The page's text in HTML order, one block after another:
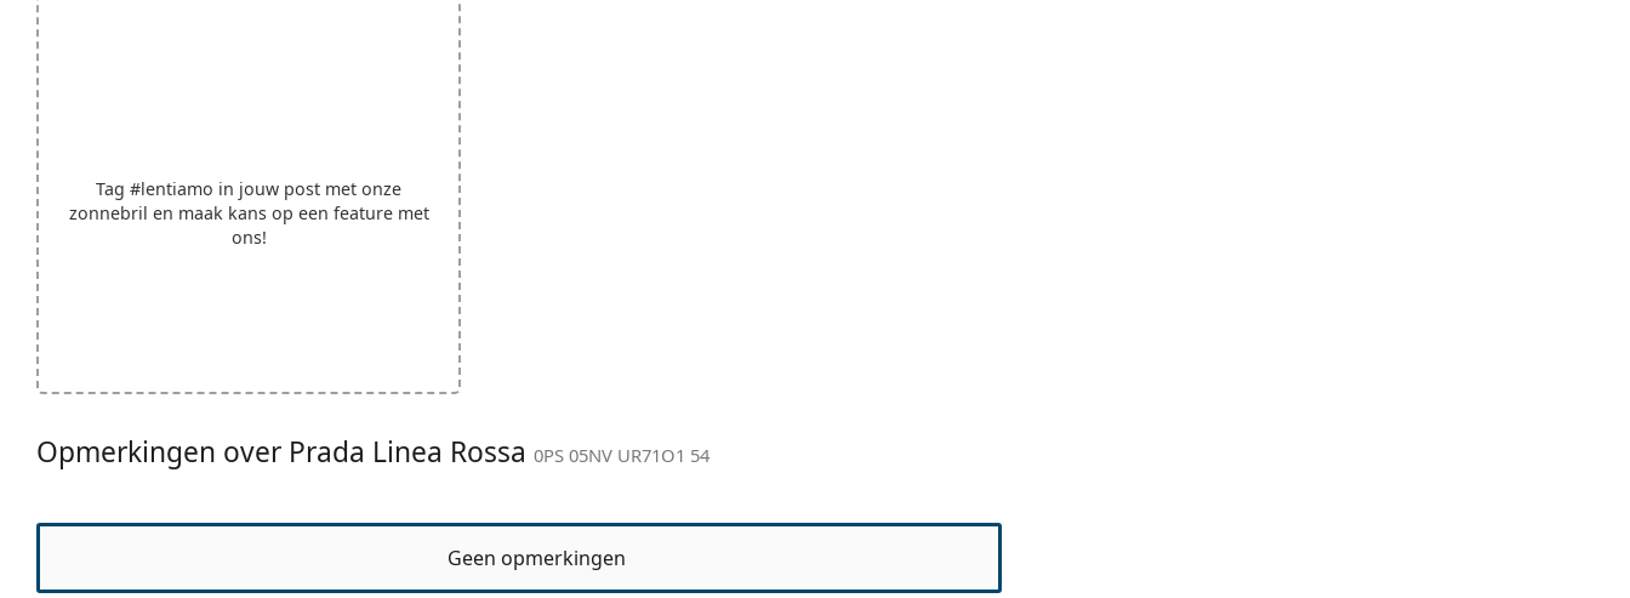
Tag #lentiamo in jouw post met onze
zonnebril en maak kans op een feature met
ons!
Opmerkingen over Prada Linea Rossa 0PS 05NV UR71O1 54
Geen opmerkingen